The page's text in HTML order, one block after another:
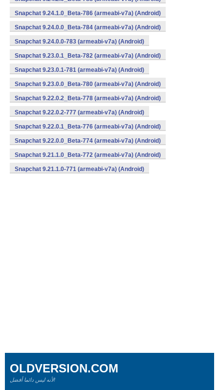
Snapchat 9.24.1.0_Beta-786 (armeabi-v7a) (Android)
Snapchat 9.24.0.0_Beta-784 (armeabi-v7a) (Android)
Snapchat 9.24.0.0-783 (armeabi-v7a) (Android)
Snapchat 9.23.0.1_Beta-782 (armeabi-v7a) (Android)
Snapchat 9.23.0.1-781 (armeabi-v7a) (Android)
Snapchat 9.23.0.0_Beta-780 (armeabi-v7a) (Android)
Snapchat 9.22.0.2_Beta-778 (armeabi-v7a) (Android)
Snapchat 9.22.0.2-777 (armeabi-v7a) (Android)
Snapchat 9.22.0.1_Beta-776 (armeabi-v7a) (Android)
Snapchat 9.22.0.0_Beta-774 (armeabi-v7a) (Android)
Snapchat 9.21.1.0_Beta-772 (armeabi-v7a) (Android)
Snapchat 9.21.1.0-771 (armeabi-v7a) (Android)
OLDVERSION.COM
لأنه ليس دائما أفضل!